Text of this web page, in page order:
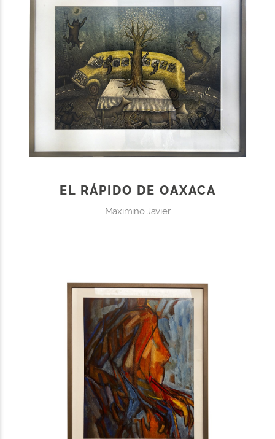
EL RÁPIDO DE OAXACA
Maximino Javier